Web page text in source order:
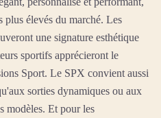
plus élevés du marché. Les
une signature esthétique
sportifs apprécieront le
Sport. Le SPX convient aussi
sorties dynamiques ou aux
modèles. Et pour les